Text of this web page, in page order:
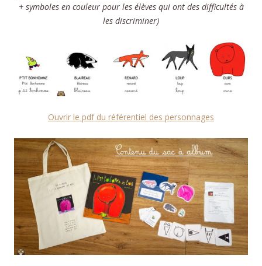
+ symboles en couleur pour les élèves qui ont des difficultés à
les discriminer)
Ouvrir le pdf du référentiel des personnages